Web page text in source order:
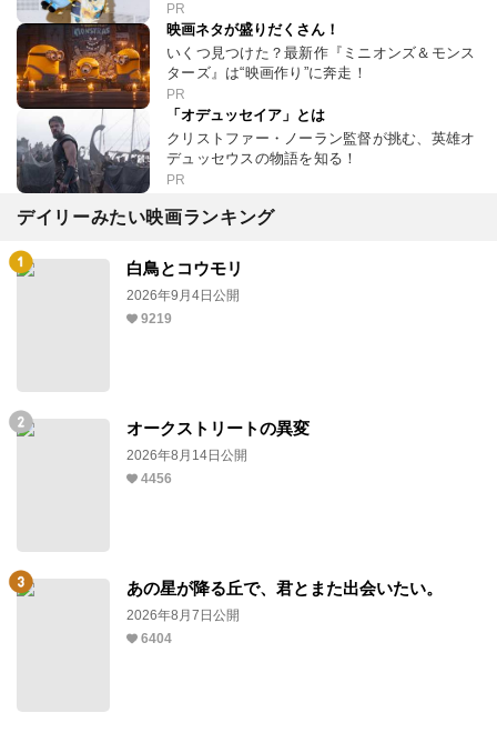
PR
映画ネタが盛りだくさん！
いくつ見つけた？最新作『ミニオンズ＆モンス
ターズ』は“映画作り”に奔走！
PR
「オデュッセイア」とは
クリストファー・ノーラン監督が挑む、英雄オ
デュッセウスの物語を知る！
PR
デイリーみたい映画ランキング
白鳥とコウモリ
2026年9月4日公開
9219
オークストリートの異変
2026年8月14日公開
4456
あの星が降る丘で、君とまた出会いたい。
2026年8月7日公開
6404